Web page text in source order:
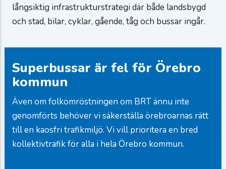
långsiktig infrastrukturstrategi där både landsbygd
och stad, bilar, cyklar, gående, tåg och bussar ingår.
Superbussar är fel för Örebro
kommun
Även om folkomröstningen om BRT ännu inte
genomförts behöver vi säkerställa örebroarnas rätt
till en kaosfri trafikmiljö. Vi vill prioritera en bred
kollektivtrafik för alla i hela Örebro kommun.